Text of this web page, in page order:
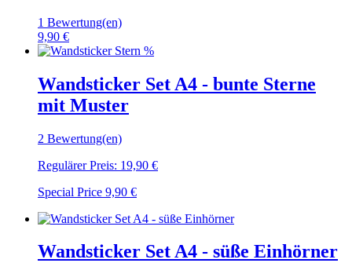
1 Bewertung(en)
9,90 €
%
Wandsticker Set A4 - bunte Sterne
mit Muster
2 Bewertung(en)
Regulärer Preis: 19,90 €
Special Price 9,90 €
Wandsticker Set A4 - süße Einhörner